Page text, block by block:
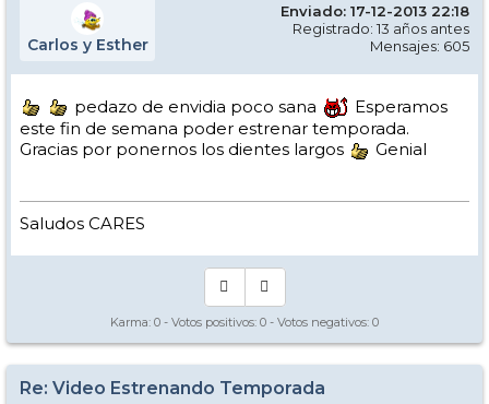
Carlos y Esther
Enviado: 17-12-2013 22:18
Registrado: 13 años antes
Mensajes: 605
pedazo de envidia poco sana
Esperamos
este fin de semana poder estrenar temporada.
Gracias por ponernos los dientes largos
Genial
Saludos CARES
Karma: 0 - Votos positivos: 0 - Votos negativos: 0
Re: Video Estrenando Temporada